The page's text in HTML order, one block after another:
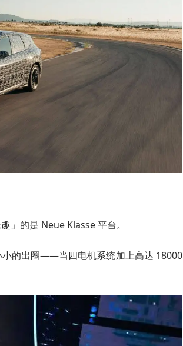
」的是 Neue Klasse 平台。
的出圈——当四电机系统加上高达 18000